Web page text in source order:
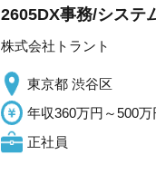
2605DX事務/システ
株式会社トラント
東京都 渋谷区
年収360万円～500万
正社員